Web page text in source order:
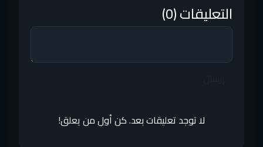
التعليقات (0)
لا توجد تعليقات بعد. كن أول من يعلق!